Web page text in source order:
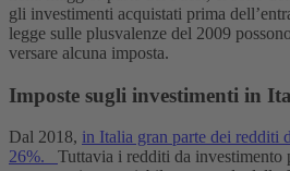
gli investimenti acquistati prima
legge sulle plusvalenze del 2009
versare alcuna imposta.
Imposte sugli investimenti in
Dal 2018, in Italia gran parte dei redditi
26%. Tuttavia i redditi da investimento